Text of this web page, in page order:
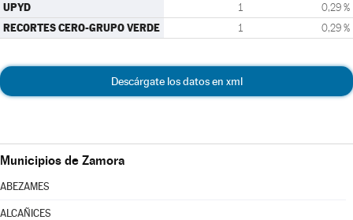
UPYD 1 0,29 %
RECORTES CERO-GRUPO VERDE 1 0,29 %
Descárgate los datos en xml
Municipios de Zamora
ABEZAMES
ALCAÑICES